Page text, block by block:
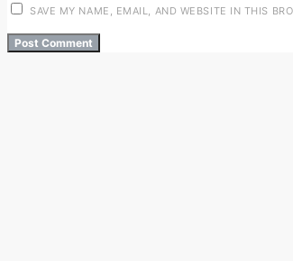
SAVE MY NAME, EMAIL, AND WEBSITE IN THIS